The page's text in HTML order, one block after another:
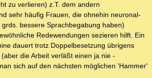
zu verlieren) z.T. dem andern
sehr häufig Frauen, die ohnehin neuronal-
bessere Sprachbegabung haben)
Redewendungen sezieren hilft. Ein
dauert trotz Doppelbesetzung übrigens
die Arbeit verläßt einen ja nie -
sich auf den nächsten möglichen 'Hammer'